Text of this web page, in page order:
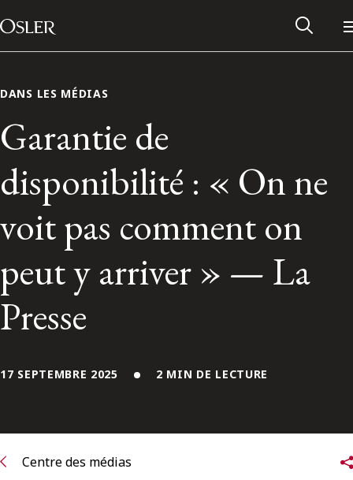
Passer au contenu
Main Navigation
Réseau des anciens d’Osler
Contactez-nous
S’abonner
DANS LES MÉDIAS
Garantie de
disponibilité : « On ne
voit pas comment on
peut y arriver » — La
Presse
17 SEPTEMBRE 2025 2 MIN DE LECTURE
Centre des médias